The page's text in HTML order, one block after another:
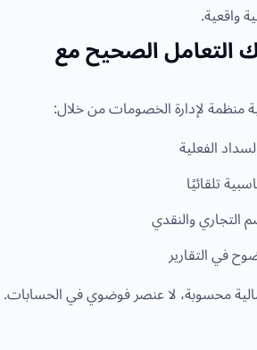
واقعية.
الصحيح مع
منظمة لإدارة الخصومات من خلال:
الفعلية
تلقائيًا
التجاري والنقدي
في التقارير
محسوبة، لا عنصر فوضوي في الحسابات.